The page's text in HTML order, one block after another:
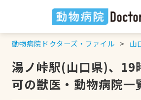
動物病院ドクターズ・ファイル 山
湯ノ峠駅(山口県)、19
可の獣医・動物病院一